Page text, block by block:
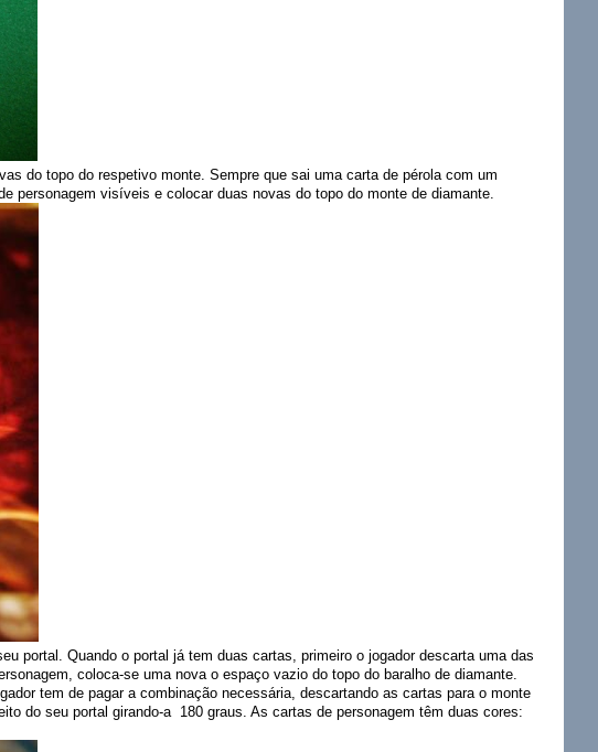
do topo do respetivo monte. Sempre que sai uma carta de pérola com um
personagem visíveis e colocar duas novas do topo do monte de diamante.
portal. Quando o portal já tem duas cartas, primeiro o jogador descarta uma das
coloca-se uma nova o espaço vazio do topo do baralho de diamante.
tem de pagar a combinação necessária, descartando as cartas para o monte
do seu portal girando-a 180 graus. As cartas de personagem têm duas cores: